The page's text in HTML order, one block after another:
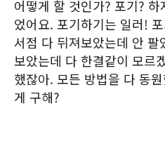
어떻게 할 것인가? 포기?
었어요. 포기하기는 일러!
서점 다 뒤져보았는데 안 팔
보았는데 다 한결같이 모르
했잖아. 모든 방법을 다 동
게 구해?